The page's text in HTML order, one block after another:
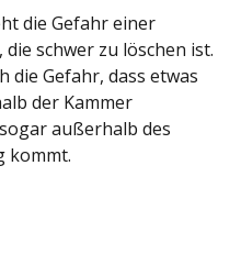
die Gefahr einer
schwer zu löschen ist.
die Gefahr, dass etwas
der Kammer
außerhalb des
kommt.